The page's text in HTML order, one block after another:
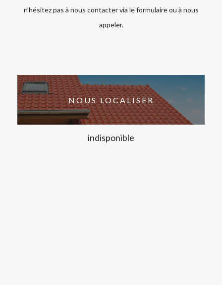
n’hésitez pas à nous contacter via le formulaire ou à nous
appeler.
NOUS LOCALISER
indisponible